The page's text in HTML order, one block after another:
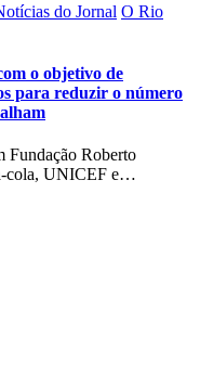
do Jornal O Rio
o objetivo de
para reduzir o número
Fundação Roberto
cola, UNICEF e…